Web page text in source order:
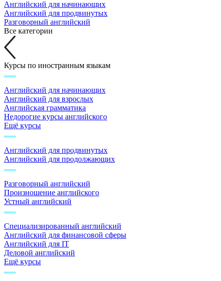
Английский для начинающих
Английский для продвинутых
Разговорный английский
Все категории
Курсы по иностранным языкам
Английский для начинающих
Английский для взрослых
Английская грамматика
Недорогие курсы английского
Ещё курсы
Английский для продвинутых
Английский для продолжающих
Разговорный английский
Произношение английского
Устный английский
Специализированный английский
Английский для финансовой сферы
Английский для IT
Деловой английский
Ещё курсы